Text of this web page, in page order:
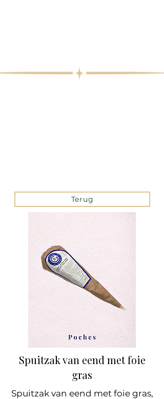
Terug
Spuitzak van eend met foie
gras
Spuitzak van eend met foie gras,